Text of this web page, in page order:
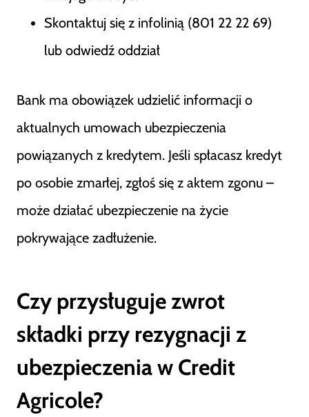
Skontaktuj się z infolinią (801 22 22 69)
lub odwiedź oddział
Bank ma obowiązek udzielić informacji o
aktualnych umowach ubezpieczenia
powiązanych z kredytem. Jeśli spłacasz kredyt
po osobie zmarłej, zgłoś się z aktem zgonu –
może działać ubezpieczenie na życie
pokrywające zadłużenie.
Czy przysługuje zwrot
składki przy rezygnacji z
ubezpieczenia w Credit
Agricole?